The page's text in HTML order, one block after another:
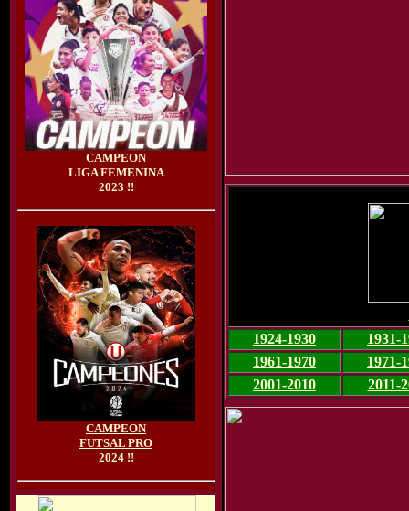
CAMPEON
LIGA FEMENINA
2023 !!
CAMPEON
FUTSAL PRO
2024 !!
1924-1930
1931-
1961-1970
1971-
2001-2010
2011-